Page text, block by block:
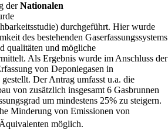
derNationalen
durchgeführt. Hier wurde
des bestehenden Gaserfassungssystems
qualitäten und mögliche
Als Ergebnis wurde im Anschluss der
von Deponiegasen in
Der Antrag umfasst u.a. die
von zusätzlich insgesamt 6 Gasbrunnen
um mindestens 25% zu steigern.
Minderung von Emissionen von
möglich.